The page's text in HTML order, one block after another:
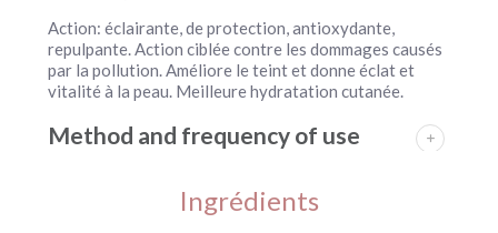
Action: éclairante, de protection, antioxydante,
repulpante. Action ciblée contre les dommages causés
par la pollution. Améliore le teint et donne éclat et
vitalité à la peau. Meilleure hydratation cutanée.
Method and frequency of use
Ingrédients